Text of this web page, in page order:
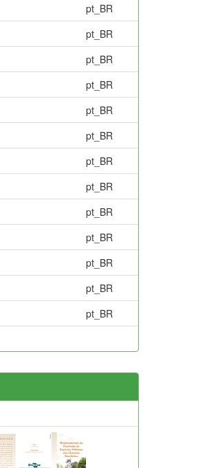
pt_BR
pt_BR
pt_BR
pt_BR
pt_BR
pt_BR
pt_BR
pt_BR
pt_BR
pt_BR
pt_BR
pt_BR
pt_BR